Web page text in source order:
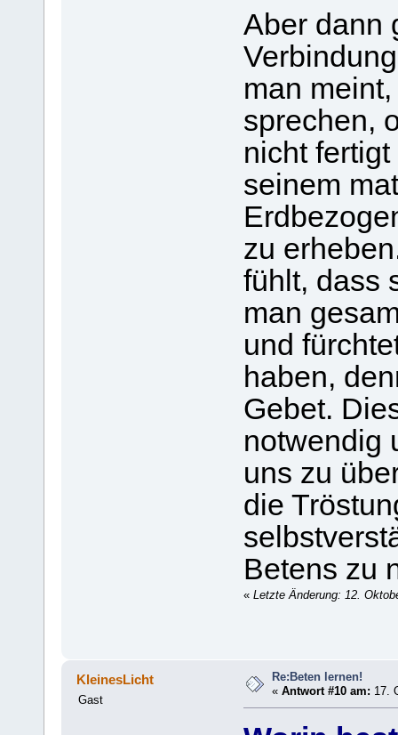
Aber dann
man
sprechen,
nicht
seinem
zu
fühlt, dass
man
und
haben,
Gebet.
notwendig
uns zu
die
Betens zu
« Letzte Änderung: 12.
KleinesLicht
Gast
Re:Beten lernen!
«Antwort #10 am: 17.